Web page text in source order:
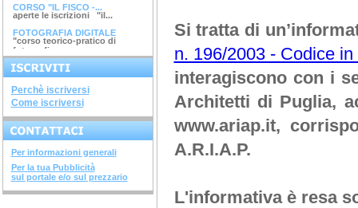
CORSO "IL FISCO -...
aperte le iscrizioni "il...
FOTOGRAFIA DIGITALE
"corso teorico-pratico di
fotografia...
ARGINI, SPONDE E...
corso di 4 ore argini, spinde
e...
DIAGNOSTICA...
avviato il corso di 28 ore...
SISTEMI COSTRUTTIVI...
terminato il corso di 32 ore...
NUOVI DECRETI SU...
terminato il...
METODOLOGIE...
terminato il corso di 28...
SOVRASTRUTTURE...
terminato il corso di 12 ore...
Perchè iscriversi
Come iscriversi
Per informazioni generali
Per la tua Pubblicità
sul portale e/o sul prezzario
Si tratta di
n. 196/2003 - Codice
interagiscono con i
Architetti di Puglia,
www.ariap.it,
A.R.I.A.P.
L'informativa è resa